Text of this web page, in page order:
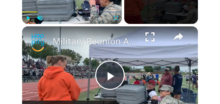
Play
Military Reunion At Relay Race Finish Line | Happily TV